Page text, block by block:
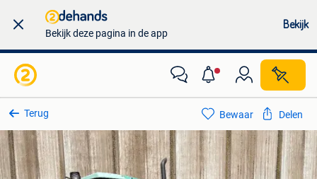
Bekijk deze pagina in de app
Bekijk
Terug Bewaar Delen